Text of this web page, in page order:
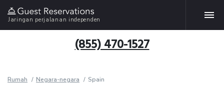
Jaringan perjalanan independen
(855) 470-1527
Rumah Negara-negara Spain